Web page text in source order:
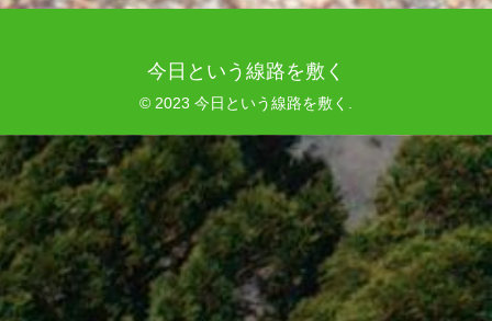
今日という線路を敷く
© 2023 今日という線路を敷く.